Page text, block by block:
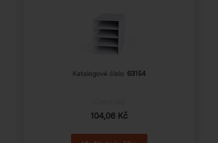
Katalogové číslo: 63154
104,06 Kč